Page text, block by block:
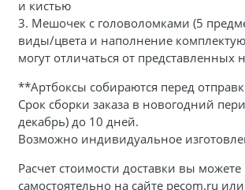
и кистью
3. Мешочек с головоломками (5
виды/цвета и наполнение
могут отличаться от представленных
**Артбоксы собираются перед
Срок сборки заказа в новогодний
декабрь) до 10 дней.
Возможно индивидуальное
Расчет стоимости доставки вы можете
самостоятельно на сайте pecom.ru